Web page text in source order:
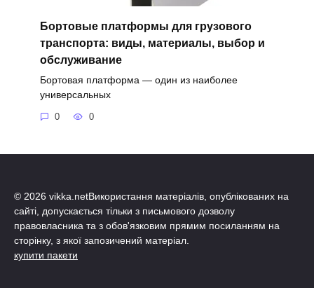
Бортовые платформы для грузового
транспорта: виды, материалы, выбор и
обслуживание
Бортовая платформа — один из наиболее
универсальных
0 0
© 2026 vikka.netВикористання матеріалів, опублікованих на
сайті, допускається тільки з письмового дозволу
правовласника та з обов'язковим прямим посиланням на
сторінку, з якої запозичений матеріал.
купити пакети